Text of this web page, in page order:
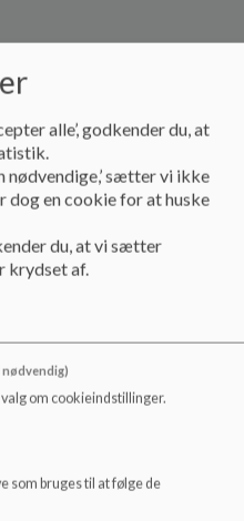
21, 9560
alle’, godkender du, at
nødvendige,’ sætter vi ikke
en cookie for at huske
du, at vi sætter
krydset af.
om cookieindstillinger.
som bruges til at følge de